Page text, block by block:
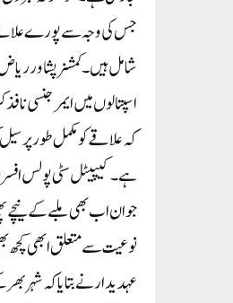
جس کی وجہ سے پورے
شامل ہیں۔کمشنر پشاور
اسپتالوں میں ایمرجنسی
کہ علاقے کو مکمل طور پر
ہے ۔کیپیٹل سٹی پولس
جوان اب بھی ملبے کے نیچے
نوعیت سے متعلق ابھی کچھ
عہدیدار نے بتایا کہ شہر